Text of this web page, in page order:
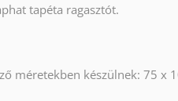
tapéta ragasztót.
méretekben készülnek: 75 x